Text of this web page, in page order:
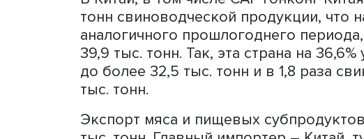
Российской свиноводческой
190 тыс. тонн, что на 8% больше
176,2 тыс. тонн. Экспорт
тонн до 141,3 тыс. тонн.
закуплено Белоруссией – 66,1
объемы свиных субпродуктов –